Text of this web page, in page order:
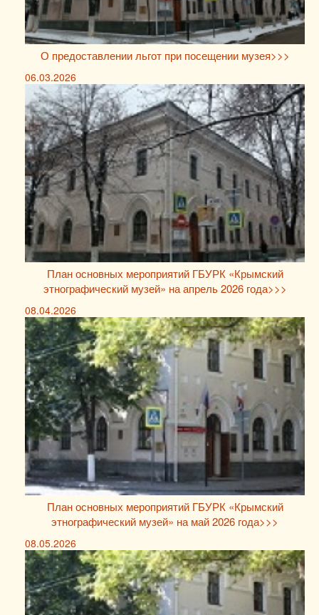
О предоставлении льгот при посещении музея>>>
06.03.2026
План основных мероприятий ГБУРК «Крымский
этнографический музей» на апрель 2026 года>>>
08.04.2026
План основных мероприятий ГБУРК «Крымский
этнографический музей» на май 2026 года>>>
08.05.2026